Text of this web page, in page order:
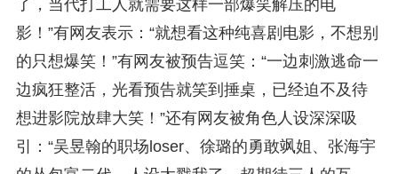
了，当代打工人就需要这样一部爆笑解压的电
影！”有网友表示：“就想看这种纯喜剧电影，不想别
的只想爆笑！”有网友被预告逗笑：“一边刺激逃命一
边疯狂整活，光看预告就笑到捶桌，已经迫不及待
想进影院放肆大笑！”还有网友被角色人设深深吸
引：“吴昱翰的职场loser、徐璐的勇敢飒姐、张海宇